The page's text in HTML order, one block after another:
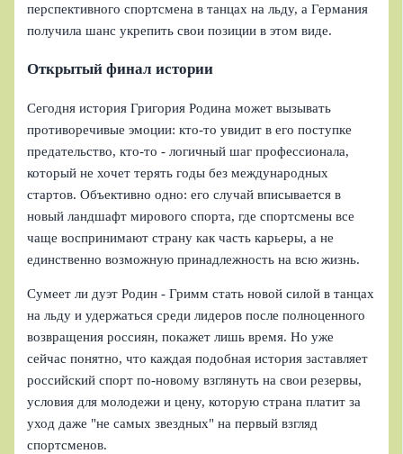
перспективного спортсмена в танцах на льду, а Германия
получила шанс укрепить свои позиции в этом виде.
Открытый финал истории
Сегодня история Григория Родина может вызывать
противоречивые эмоции: кто-то увидит в его поступке
предательство, кто-то - логичный шаг профессионала,
который не хочет терять годы без международных
стартов. Объективно одно: его случай вписывается в
новый ландшафт мирового спорта, где спортсмены все
чаще воспринимают страну как часть карьеры, а не
единственно возможную принадлежность на всю жизнь.
Сумеет ли дуэт Родин - Гримм стать новой силой в танцах
на льду и удержаться среди лидеров после полноценного
возвращения россиян, покажет лишь время. Но уже
сейчас понятно, что каждая подобная история заставляет
российский спорт по-новому взглянуть на свои резервы,
условия для молодежи и цену, которую страна платит за
уход даже "не самых звездных" на первый взгляд
спортсменов.